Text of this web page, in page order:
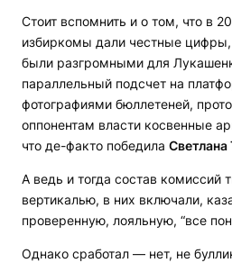
Стоит вспомнить и о том, что в
избиркомы дали честные цифры,
были разгромными для
параллельный подсчет на
фотографиями бюллетеней,
оппонентам власти косвенные
что де-факто победила Светлана
А ведь и тогда состав комиссий
вертикалью, в них включали,
проверенную, лояльную, “все
Однако сработал — нет, не